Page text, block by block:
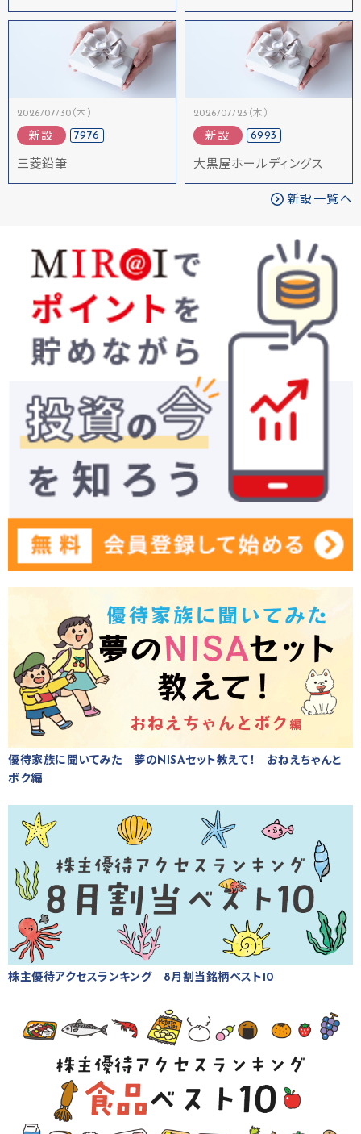
2026/07/30（木）
新設 7976
三菱鉛筆
2026/07/23（木）
新設 6993
大黒屋ホールディングス
新設一覧へ
優待家族に聞いてみた 夢のNISAセット教えて！ おねえちゃんと
ボク編
株主優待アクセスランキング 8月割当銘柄ベスト10